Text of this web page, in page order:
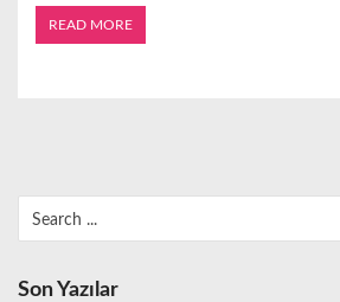
READ MORE
for:
Son Yazılar